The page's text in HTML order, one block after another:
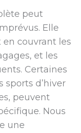
peut
Elle
couvrant les
et les
Certaines
sports d’hiver
peuvent
Nous
une